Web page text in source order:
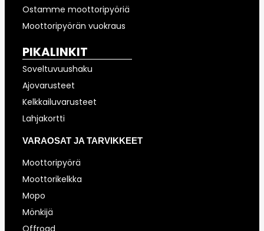
Ostamme moottoripyöriä
Moottoripyörän vuokraus
PIKALINKIT
Soveltuvuushaku
Ajovarusteet
Kelkkailuvarusteet
Lahjakortti
VARAOSAT JA TARVIKKEET
Moottoripyörä
Moottorikelkka
Mopo
Mönkijä